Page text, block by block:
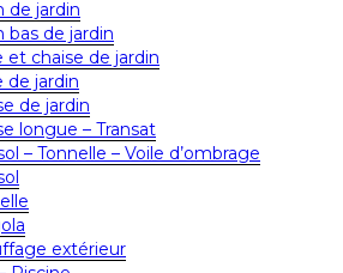
de jardin
bas de jardin
et chaise de jardin
de jardin
de jardin
longue – Transat
– Tonnelle – Voile d’ombrage
extérieur